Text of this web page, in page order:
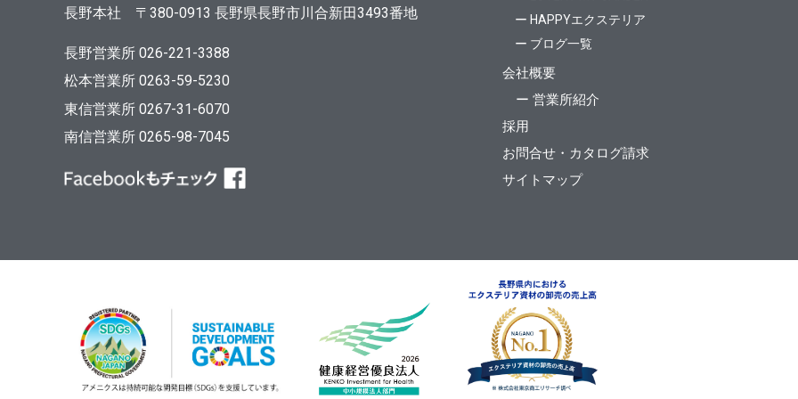
長野本社 〒380-0913 長野県長野市川合新田3493番地
長野営業所 026-221-3388
松本営業所 0263-59-5230
東信営業所 0267-31-6070
南信営業所 0265-98-7045
ー HAPPYエクステリア
ー ブログ一覧
会社概要
ー 営業所紹介
採用
お問合せ・カタログ請求
サイトマップ